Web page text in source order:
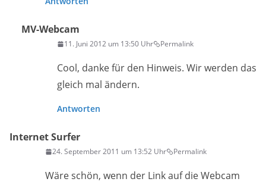
MV-Webcam
11. Juni 2012 um 13:50 Uhr Permalink
Cool, danke für den Hinweis. Wir werden das
gleich mal ändern.
Antworten
Internet Surfer
24. September 2011 um 13:52 Uhr Permalink
Wäre schön, wenn der Link auf die Webcam